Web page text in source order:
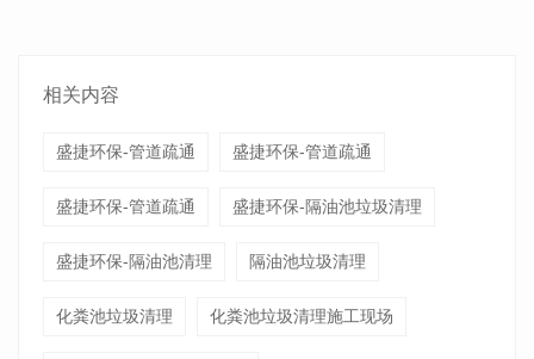
相关内容
盛捷环保-管道疏通 盛捷环保-管道疏通
盛捷环保-管道疏通 盛捷环保-隔油池垃圾清理
盛捷环保-隔油池清理 隔油池垃圾清理
化粪池垃圾清理 化粪池垃圾清理施工现场